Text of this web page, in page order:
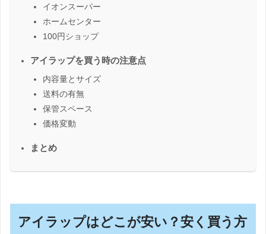
イオンスーパー
ホームセンター
100円ショップ
アイラップを買う時の注意点
内容量とサイズ
送料の有無
保管スペース
価格変動
まとめ
アイラップはどこが安い？安く買う方